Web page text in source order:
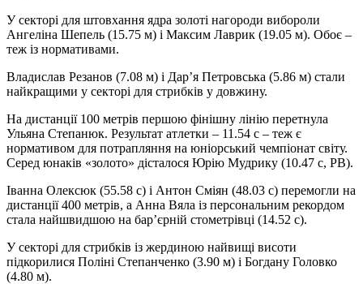
У секторі для штовхання ядра золоті нагороди вибороли
Ангеліна Шепель (15.75 м) і Максим Лаврик (19.05 м). Обоє –
теж із нормативами.
Владислав Резанов (7.08 м) і Дарʼя Петровська (5.86 м) стали
найкращими у секторі для стрибків у довжину.
На дистанції 100 метрів першою фінішну лінію перетнула
Ульяна Степанюк. Результат атлетки – 11.54 с – теж є
нормативом для потрапляння на юніорський чемпіонат світу.
Серед юнаків «золото» дісталося Юрію Мудрику (10.47 с, РВ).
Іванна Олексюк (55.58 с) і Антон Сміян (48.03 с) перемогли на
дистанції 400 метрів, а Анна Вяла із персональним рекордом
стала найшвидшою на барʼєрній стометрівці (14.52 с).
У секторі для стрибків із жердиною найвищі висоти
підкорилися Поліні Степанченко (3.90 м) і Богдану Головко
(4.80 м).